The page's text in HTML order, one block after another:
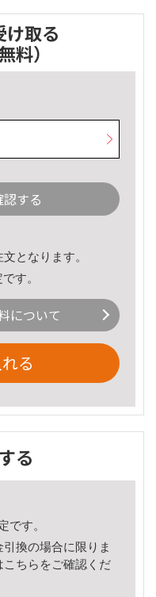
け取る
料）
する
となります。
す。
について
る
る
です。
換の場合に限りま
こちら をご確認くだ